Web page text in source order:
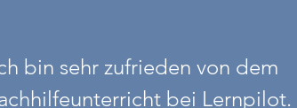
bin sehr zufrieden von dem
bei Lernpilot.